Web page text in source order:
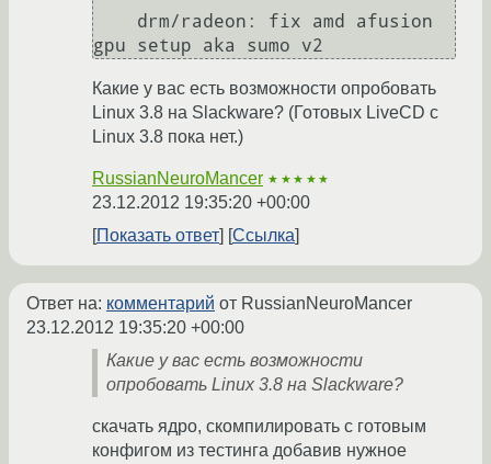
gpu setup aka sumo v2
Какие у вас есть возможности опробовать
Linux 3.8 на Slackware? (Готовых LiveCD с
Linux 3.8 пока нет.)
RussianNeuroMancer ★★★★★
23.12.2012 19:35:20 +00:00
Показать ответ
Ссылка
Ответ на: комментарий от RussianNeuroMancer
23.12.2012 19:35:20 +00:00
Какие у вас есть возможности
опробовать Linux 3.8 на Slackware?
скачать ядро, скомпилировать с готовым
конфигом из тестинга добавив нужное